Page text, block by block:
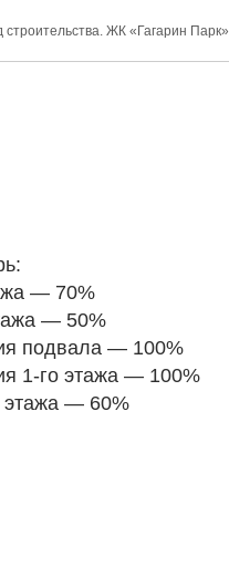
строительства. ЖК «Гагарин Парк»
— 70%
— 50%
подвала — 100%
1-го этажа — 100%
этажа — 60%